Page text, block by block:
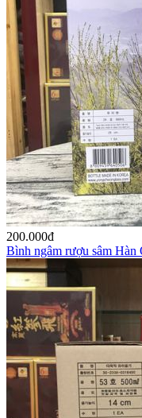
200.000đ
Bình ngâm rượu sâm Hàn